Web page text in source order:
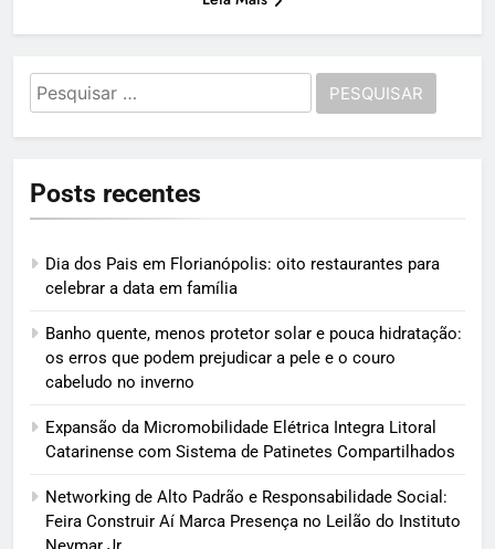
Pesquisar
por:
Posts recentes
Dia dos Pais em Florianópolis: oito restaurantes para
celebrar a data em família
Banho quente, menos protetor solar e pouca hidratação:
os erros que podem prejudicar a pele e o couro
cabeludo no inverno
Expansão da Micromobilidade Elétrica Integra Litoral
Catarinense com Sistema de Patinetes Compartilhados
Networking de Alto Padrão e Responsabilidade Social:
Feira Construir Aí Marca Presença no Leilão do Instituto